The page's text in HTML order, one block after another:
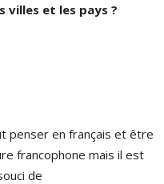
villes et les pays ?
penser en français et être
francophone mais il est
de